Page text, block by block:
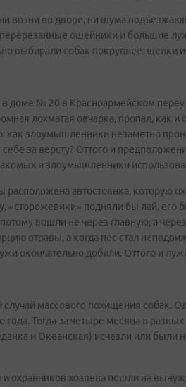
возни во дворе, ни шума
ошейники и большие
выбирали собак покрупнее: щенки
доме № 20 в Красноармейском
лохматая овчарка, пропал, как
как злоумышленники незаметно
за версту? Оттого и
и злоумышленники
автостоянка, которую
«сторожевики» подняли бы лай, его
потому вошли не через главную, а
отравы, а когда пес стал
окончательно добили. Оттого и
массового похищения собак.
Тогда за четыре месяца в разных
и Океанская) исчезли или
охранников хозяева пошли на